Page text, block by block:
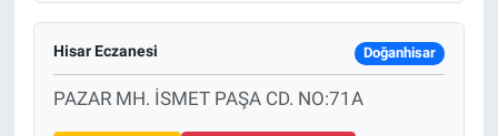
Hisar Eczanesi Doğanhisar
PAZAR MH. İSMET PAŞA CD. NO:71A